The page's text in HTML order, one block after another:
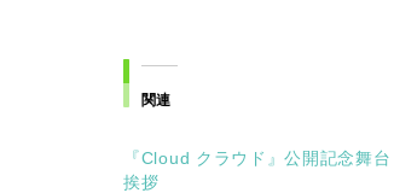
関連
『Cloud クラウド』公開記念舞台
挨拶